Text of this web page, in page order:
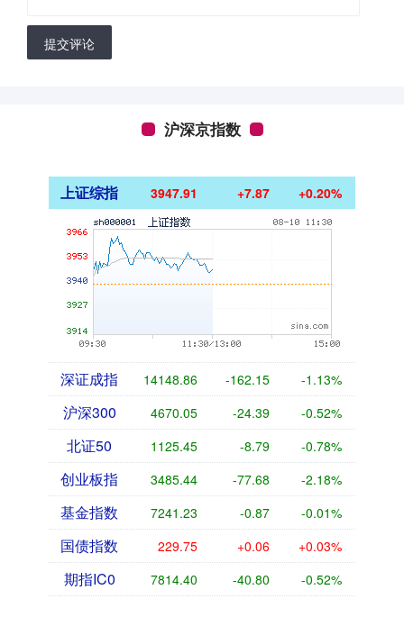
提交评论
沪深京指数
上证综指 3947.91 +7.87 +0.20%
深证成指 14148.86 -162.15 -1.13%
沪深300 4670.05 -24.39 -0.52%
北证50 1125.45 -8.79 -0.78%
创业板指 3485.44 -77.68 -2.18%
基金指数 7241.23 -0.87 -0.01%
国债指数 229.75 +0.06 +0.03%
期指IC0 7814.40 -40.80 -0.52%